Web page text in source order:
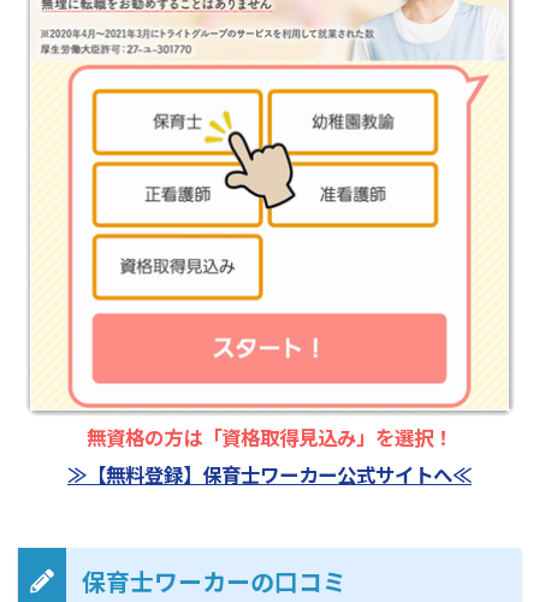
無資格の方は「資格取得見込み」を選択！
≫【無料登録】保育士ワーカー公式サイトへ≪
保育士ワーカーの口コミ